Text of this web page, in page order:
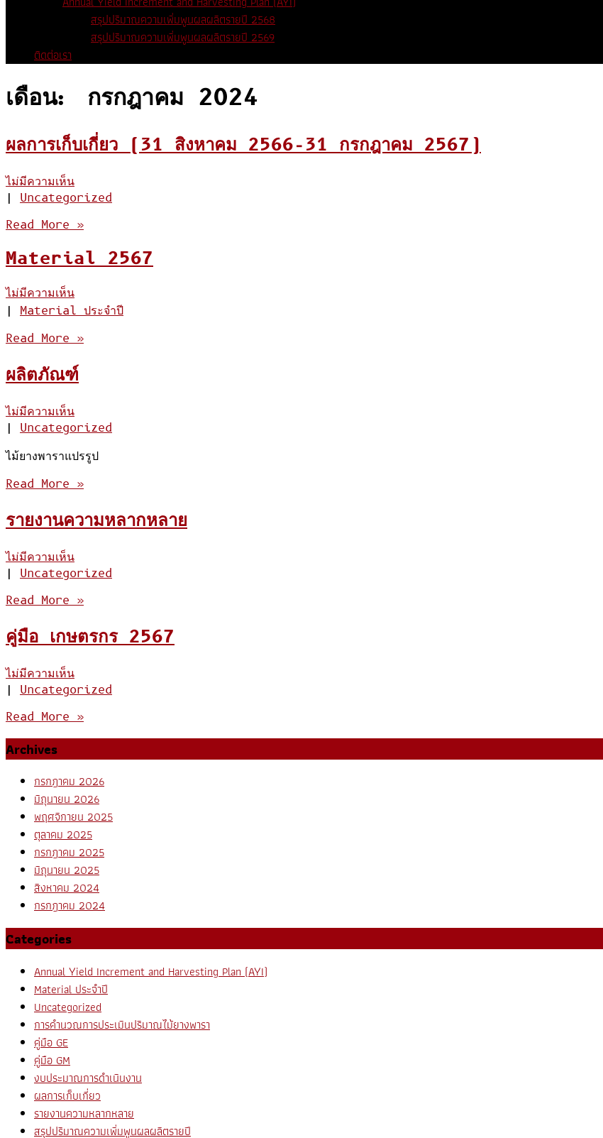
สรุปปริมาณความเพิ่มพูนผลผลิตรายปี 2568
สรุปปริมาณความเพิ่มพูนผลผลิตรายปี 2569
ติดต่อเรา
เดือน: กรกฎาคม 2024
ผลการเก็บเกี่ยว (31 สิงหาคม 2566-31 กรกฎาคม 2567)
ไม่มีความเห็น
| Uncategorized
Read More »
Material 2567
ไม่มีความเห็น
| Material ประจำปี
Read More »
ผลิตภัณฑ์
ไม่มีความเห็น
| Uncategorized
ไม้ยางพาราแปรรูป
Read More »
รายงานความหลากหลาย
ไม่มีความเห็น
| Uncategorized
Read More »
คู่มือ เกษตรกร 2567
ไม่มีความเห็น
| Uncategorized
Read More »
Archives
กรกฎาคม 2026
มิถุนายน 2026
พฤศจิกายน 2025
ตุลาคม 2025
กรกฎาคม 2025
มิถุนายน 2025
สิงหาคม 2024
กรกฎาคม 2024
Categories
Annual Yield Increment and Harvesting Plan (AYI)
Material ประจำปี
Uncategorized
การคำนวณการประเมินปริมาณไม้ยางพารา
คู่มือ GE
คู่มือ GM
งบประมาณการดำเนินงาน
ผลการเก็บเกี่ยว
รายงานความหลากหลาย
สรุปปริมาณความเพิ่มพูนผลผลิตรายปี